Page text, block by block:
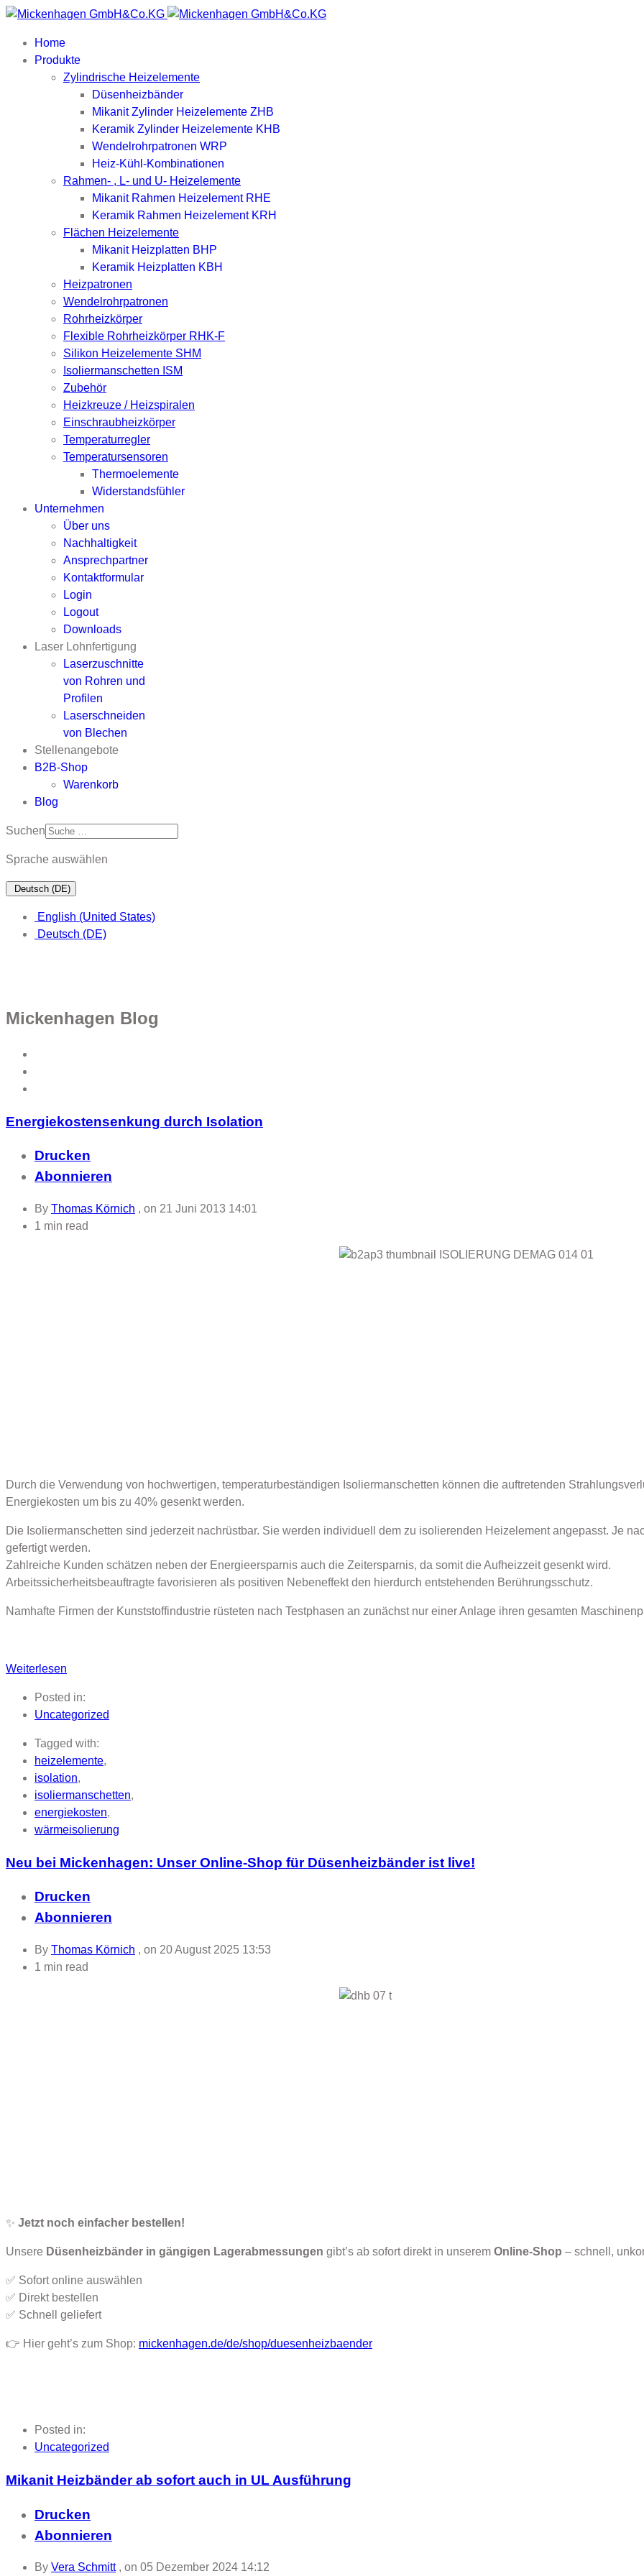
Home
Produkte
Zylindrische Heizelemente
Düsenheizbänder
Mikanit Zylinder Heizelemente ZHB
Keramik Zylinder Heizelemente KHB
Wendelrohrpatronen WRP
Heiz-Kühl-Kombinationen
Rahmen- , L- und U- Heizelemente
Mikanit Rahmen Heizelement RHE
Keramik Rahmen Heizelement KRH
Flächen Heizelemente
Mikanit Heizplatten BHP
Keramik Heizplatten KBH
Heizpatronen
Wendelrohrpatronen
Rohrheizkörper
Flexible Rohrheizkörper RHK-F
Silikon Heizelemente SHM
Isoliermanschetten ISM
Zubehör
Heizkreuze / Heizspiralen
Einschraubheizkörper
Temperaturregler
Temperatursensoren
Thermoelemente
Widerstandsfühler
Unternehmen
Über uns
Nachhaltigkeit
Ansprechpartner
Kontaktformular
Login
Logout
Downloads
Laser Lohnfertigung
Laserzuschnitte
von Rohren und
Profilen
Laserschneiden
von Blechen
Stellenangebote
B2B-Shop
Warenkorb
Blog
Suchen
Sprache auswählen
Deutsch (DE)
English (United States)
Deutsch (DE)
Mickenhagen Blog
Energiekostensenkung durch Isolation
Drucken
Abonnieren
By Thomas Körnich , on 21 Juni 2013 14:01
1 min read
Durch die Verwendung von hochwertigen, temperaturbeständigen Isoliermanschetten können die auftretenden
Energiekosten um bis zu 40% gesenkt werden.
Die Isoliermanschetten sind jederzeit nachrüstbar. Sie werden individuell dem zu isolierenden Heizelement angepasst. Je
gefertigt werden.
Zahlreiche Kunden schätzen neben der Energieersparnis auch die Zeitersparnis, da somit die Aufheizzeit gesenkt wird.
Arbeitssicherheitsbeauftragte favorisieren als positiven Nebeneffekt den hierdurch entstehenden Berührungsschutz.
Namhafte Firmen der Kunststoffindustrie rüsteten nach Testphasen an zunächst nur einer Anlage ihren gesamten
Weiterlesen
Posted in:
Uncategorized
Tagged with:
heizelemente,
isolation,
isoliermanschetten,
energiekosten,
wärmeisolierung
Neu bei Mickenhagen: Unser Online-Shop für Düsenheizbänder ist live!
Drucken
Abonnieren
By Thomas Körnich , on 20 August 2025 13:53
1 min read
✨ Jetzt noch einfacher bestellen!
Unsere Düsenheizbänder in gängigen Lagerabmessungen gibt’s ab sofort direkt in unserem Online-Shop – schnell,
✅ Sofort online auswählen
✅ Direkt bestellen
✅ Schnell geliefert
👉 Hier geht’s zum Shop: mickenhagen.de/de/shop/duesenheizbaender
Posted in:
Uncategorized
Mikanit Heizbänder ab sofort auch in UL Ausführung
Drucken
Abonnieren
By Vera Schmitt , on 05 Dezember 2024 14:12